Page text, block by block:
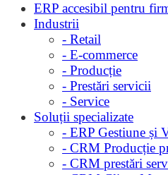
ERP accesibil pentru
Industrii
- Retail
- E-commerce
- Producție
- Prestări servicii
- Service
Soluții specializate
- ERP Gestiune și
- CRM Producție
- CRM prestări